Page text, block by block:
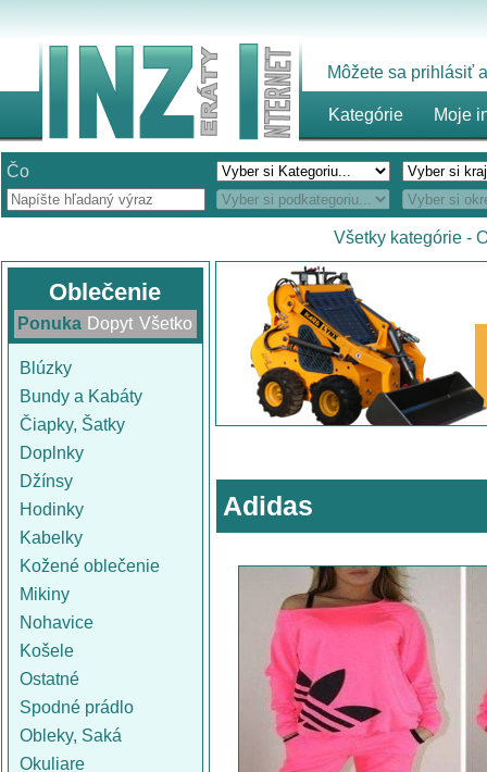
Môžete sa prihlásiť
Kategórie Moje
Čo
Všetky kategórie -
Oblečenie
Ponuka Dopyt Všetko
Blúzky
Bundy a Kabáty
Čiapky, Šatky
Doplnky
Džínsy
Hodinky
Kabelky
Kožené oblečenie
Mikiny
Nohavice
Košele
Ostatné
Spodné prádlo
Obleky, Saká
Okuliare
Adidas